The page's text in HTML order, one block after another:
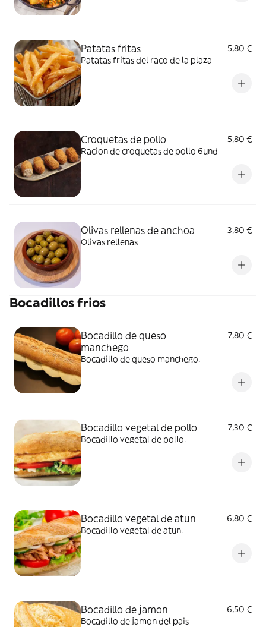
Patatas fritas
5,80 €
Patatas fritas del raco de la plaza
Croquetas de pollo
5,80 €
Racion de croquetas de pollo 6und
Olivas rellenas de anchoa
3,80 €
Olivas rellenas
Bocadillos frios
Bocadillo de queso
manchego
7,80 €
Bocadillo de queso manchego.
Bocadillo vegetal de pollo
7,30 €
Bocadillo vegetal de pollo.
Bocadillo vegetal de atun
6,80 €
Bocadillo vegetal de atun.
Bocadillo de jamon
6,50 €
Bocadillo de jamon del pais